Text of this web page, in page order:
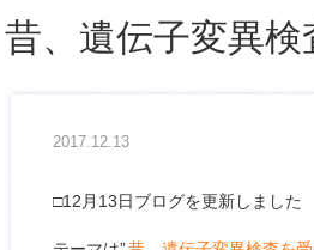
昔、遺伝子変異
2017.12.13
□12月13日ブログを更新しました